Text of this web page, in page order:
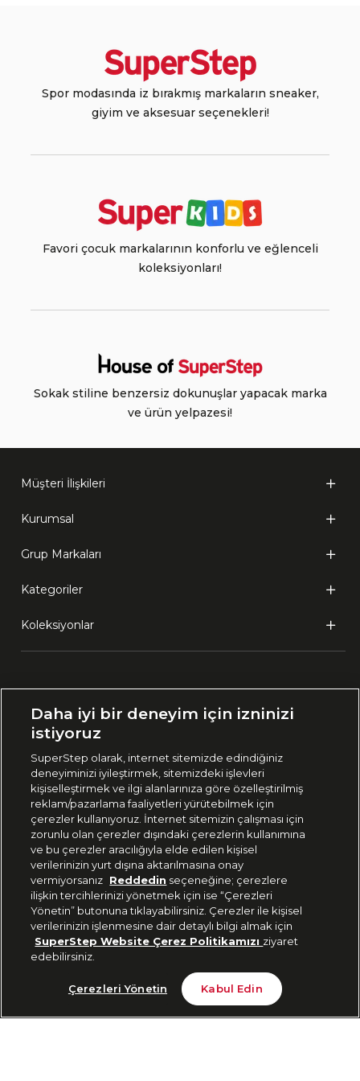
Tükendi
Spor modasında iz bırakmış markaların sneaker,
giyim ve aksesuar seçenekleri!
Favori çocuk markalarının konforlu ve eğlenceli
koleksiyonları!
Sokak stiline benzersiz dokunuşlar yapacak marka
ve ürün yelpazesi!
Müşteri İlişkileri
Kurumsal
Grup Markaları
Kategoriler
Koleksiyonlar
🇹🇷 Türkiye
444 37 36
Uygulamadan Takip Edin
Bizi Takip Edin
Daha iyi bir deneyim için izninizi
istiyoruz
SuperStep olarak, internet sitemizde edindiğiniz
deneyiminizi iyileştirmek, sitemizdeki işlevleri
kişiselleştirmek ve ilgi alanlarınıza göre özelleştirilmiş
reklam/pazarlama faaliyetleri yürütebilmek için
çerezler kullanıyoruz. İnternet sitemizin çalışması için
zorunlu olan çerezler dışındaki çerezlerin kullanımına
ve bu çerezler aracılığıyla elde edilen kişisel
verilerinizin yurt dışına aktarılmasına onay
vermiyorsanız Reddedin seçeneğine; çerezlere
ilişkin tercihlerinizi yönetmek için ise “Çerezleri
Yönetin” butonuna tıklayabilirsiniz. Çerezler ile kişisel
verilerinizin işlenmesine dair detaylı bilgi almak için
SuperStep Website Çerez Politikamızı ziyaret
edebilirsiniz.
Çerezleri Yönetin Kabul Edin